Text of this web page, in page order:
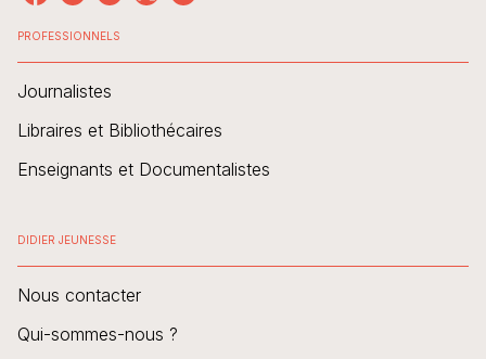
PROFESSIONNELS
Journalistes
Libraires et Bibliothécaires
Enseignants et Documentalistes
DIDIER JEUNESSE
Nous contacter
Qui-sommes-nous ?